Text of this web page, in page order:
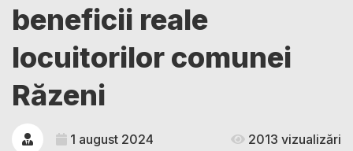
beneficii reale
locuitorilor comunei
Răzeni
1 august 2024 2013 vizualizări